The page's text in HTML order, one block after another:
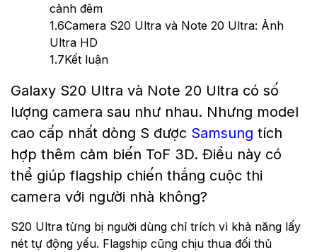
cảnh đêm
1.6Camera S20 Ultra và Note 20 Ultra: Ảnh
Ultra HD
1.7Kết luận
Galaxy S20 Ultra và Note 20 Ultra có số
lượng camera sau như nhau. Nhưng model
cao cấp nhất dòng S được Samsung tích
hợp thêm cảm biến ToF 3D. Điều này có
thể giúp flagship chiến thắng cuộc thi
camera với người nhà không?
S20 Ultra từng bị người dùng chỉ trích vì khả năng lấy
nét tự động yếu. Flagship cũng chịu thua đối thủ